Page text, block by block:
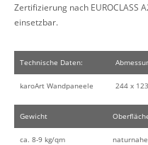
Zertifizierung nach EUROCLASS
einsetzbar.
Technische Daten:
karoArt Wandpaneele 244 x
Gewicht
ca. 8-9 kg/qm
naturnahe